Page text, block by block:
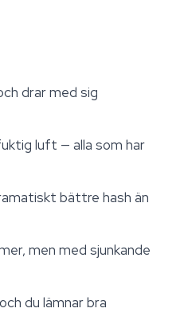
drar med sig
luft — alla som har
bättre hash än
men med sjunkande
du lämnar bra